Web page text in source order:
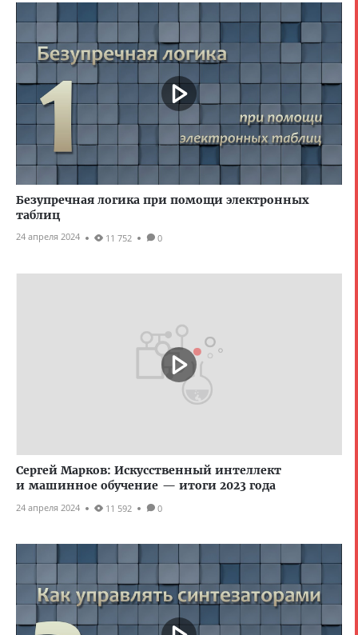
Безупречная логика при помощи электронных
таблиц
24 апреля 2024 11 752 0
Сергей Марков: Искусственный интеллект
и машинное обучение — итоги 2023 года
24 апреля 2024 11 592 0